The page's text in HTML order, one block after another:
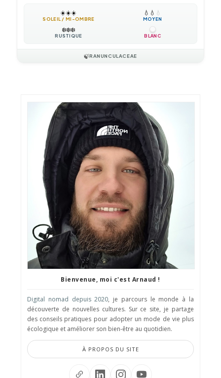
☀️☀️☀️
SOLEIL / MI-OMBRE
💧 💧 💧
MOYEN
❄️❄️❄️
RUSTIQUE BLANC
🍃RANUNCULACEAE
Bienvenue, moi c'est Arnaud !
Digital nomad depuis 2020, je parcours le monde à la
découverte de nouvelles cultures. Sur ce site, je partage
des conseils pratiques pour adopter un mode de vie plus
écologique et améliorer son bien-être au quotidien.
À PROPOS DU SITE